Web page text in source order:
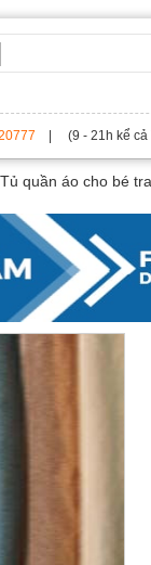
| (9 - 21h kể cả
Tủ quần áo cho bé